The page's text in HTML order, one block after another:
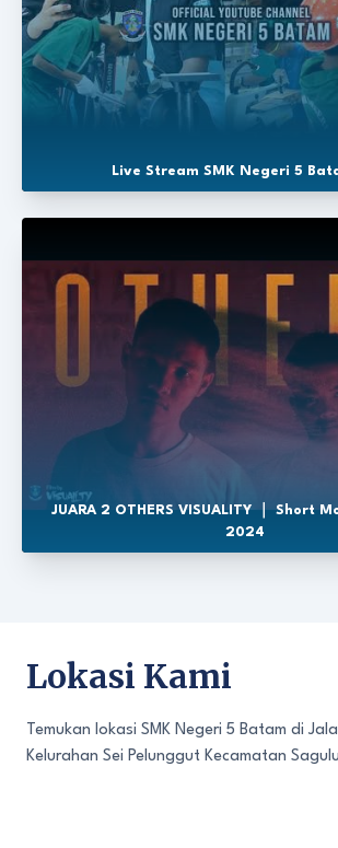
Live Stream SMK Negeri 5
JUARA 2 OTHERS VISUALITY ｜ Short
2024
Lokasi Kami
Temukan lokasi SMK Negeri 5 Batam di
Kelurahan Sei Pelunggut Kecamatan